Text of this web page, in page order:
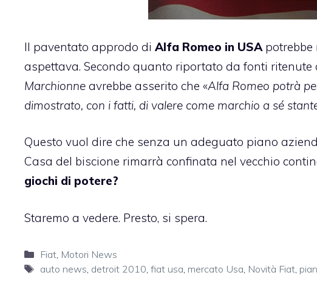
Il paventato approdo di Alfa Romeo in USA potrebbe
aspettava. Secondo quanto riportato da fonti ritenute
Marchionne avrebbe asserito che «Alfa Romeo potrà
dimostrato, con i fatti, di valere come marchio a sé
Questo vuol dire che senza un adeguato piano
Casa del biscione rimarrà confinata nel vecchio
giochi di potere?
Staremo a vedere. Presto, si spera.
Categorie
Fiat, Motori News
Tag
auto news detroit 2010 fiat usa mercato Usa Novità Fiat,